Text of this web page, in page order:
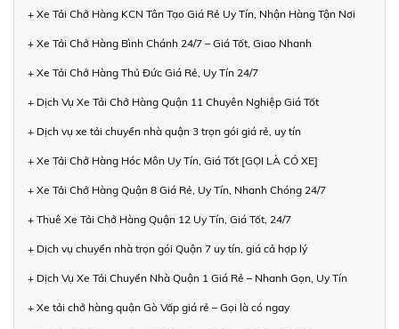
+ Xe Tải Chở Hàng KCN Tân Tạo Giá Rẻ Uy Tín, Nhận Hàng Tận Nơi
+ Xe Tải Chở Hàng Bình Chánh 24/7 – Giá Tốt, Giao Nhanh
+ Xe Tải Chở Hàng Thủ Đức Giá Rẻ, Uy Tín 24/7
+ Dịch Vụ Xe Tải Chở Hàng Quận 11 Chuyên Nghiệp Giá Tốt
+ Dịch vụ xe tải chuyển nhà quận 3 trọn gói giá rẻ, uy tín
+ Xe Tải Chở Hàng Hóc Môn Uy Tín, Giá Tốt [GỌI LÀ CÓ XE]
+ Xe Tải Chở Hàng Quận 8 Giá Rẻ, Uy Tín, Nhanh Chóng 24/7
+ Thuê Xe Tải Chở Hàng Quận 12 Uy Tín, Giá Tốt, 24/7
+ Dịch vụ chuyển nhà trọn gói Quận 7 uy tín, giá cả hợp lý
+ Dịch Vụ Xe Tải Chuyển Nhà Quận 1 Giá Rẻ – Nhanh Gọn, Uy Tín
+ Xe tải chở hàng quận Gò Vấp giá rẻ – Gọi là có ngay